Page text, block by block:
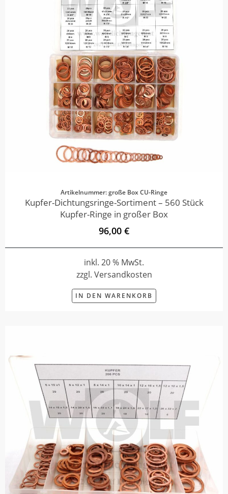
Artikelnummer: große Box CU-Ringe
Kupfer-Dichtungsringe-Sortiment – 560 Stück
Kupfer-Ringe in großer Box
96,00 €
inkl. 20 % MwSt.
zzgl. Versandkosten
IN DEN WARENKORB